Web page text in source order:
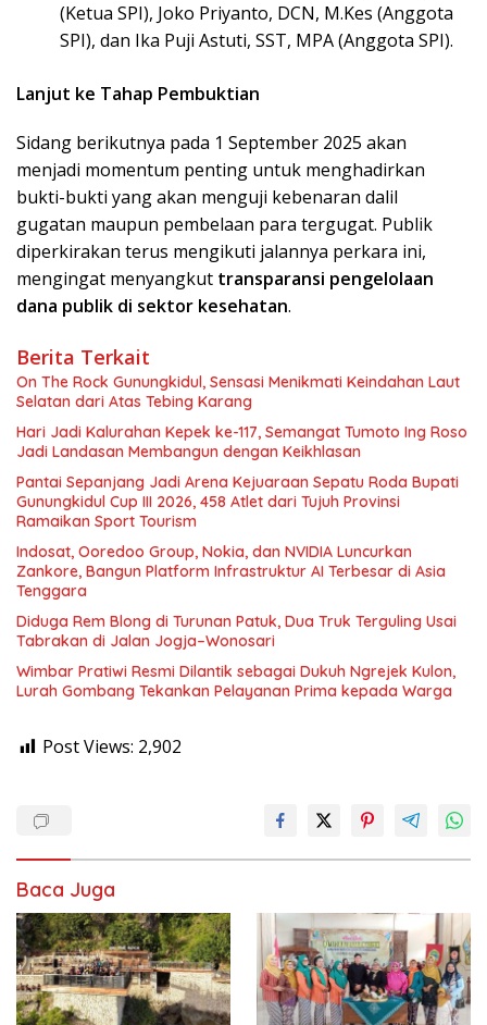
(Ketua SPI), Joko Priyanto, DCN, M.Kes (Anggota
SPI), dan Ika Puji Astuti, SST, MPA (Anggota SPI).
Lanjut ke Tahap Pembuktian
Sidang berikutnya pada 1 September 2025 akan
menjadi momentum penting untuk menghadirkan
bukti-bukti yang akan menguji kebenaran dalil
gugatan maupun pembelaan para tergugat. Publik
diperkirakan terus mengikuti jalannya perkara ini,
mengingat menyangkut transparansi pengelolaan
dana publik di sektor kesehatan.
Berita Terkait
On The Rock Gunungkidul, Sensasi Menikmati Keindahan Laut
Selatan dari Atas Tebing Karang
Hari Jadi Kalurahan Kepek ke-117, Semangat Tumoto Ing Roso
Jadi Landasan Membangun dengan Keikhlasan
Pantai Sepanjang Jadi Arena Kejuaraan Sepatu Roda Bupati
Gunungkidul Cup III 2026, 458 Atlet dari Tujuh Provinsi
Ramaikan Sport Tourism
Indosat, Ooredoo Group, Nokia, dan NVIDIA Luncurkan
Zankore, Bangun Platform Infrastruktur AI Terbesar di Asia
Tenggara
Diduga Rem Blong di Turunan Patuk, Dua Truk Terguling Usai
Tabrakan di Jalan Jogja–Wonosari
Wimbar Pratiwi Resmi Dilantik sebagai Dukuh Ngrejek Kulon,
Lurah Gombang Tekankan Pelayanan Prima kepada Warga
Post Views: 2,902
Baca Juga